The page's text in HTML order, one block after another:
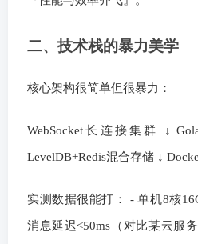
二、技术栈的暴力美学
核心架构很简单但很暴力：
WebSocket长连接集群 ↓
LevelDB+Redis混合存储 ↓
实测数据很能打： - 单机8核
消息延迟<50ms（对比某云服